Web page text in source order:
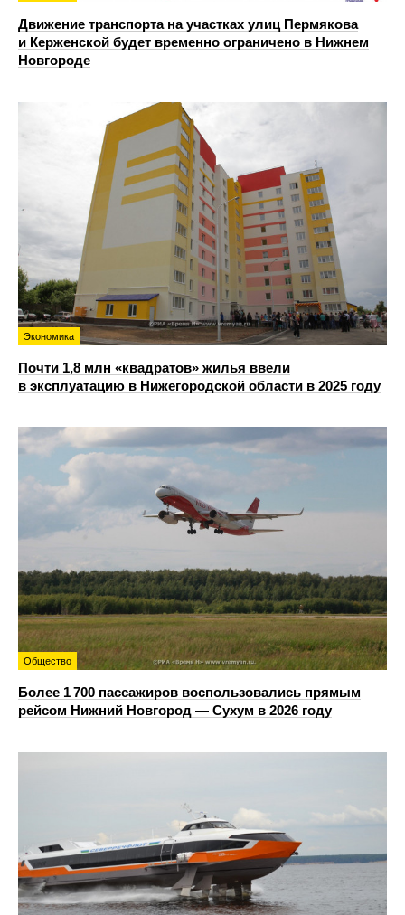
Движение транспорта на участках улиц Пермякова
и Керженской будет временно ограничено в Нижнем
Новгороде
Экономика
Почти 1,8 млн «квадратов» жилья ввели
в эксплуатацию в Нижегородской области в 2025 году
Общество
Более 1 700 пассажиров воспользовались прямым
рейсом Нижний Новгород — Сухум в 2026 году